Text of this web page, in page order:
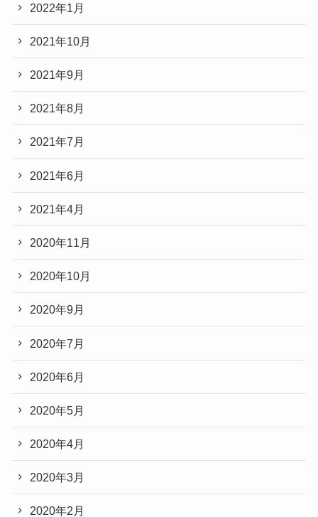
2022年1月
2021年10月
2021年9月
2021年8月
2021年7月
2021年6月
2021年4月
2020年11月
2020年10月
2020年9月
2020年7月
2020年6月
2020年5月
2020年4月
2020年3月
2020年2月